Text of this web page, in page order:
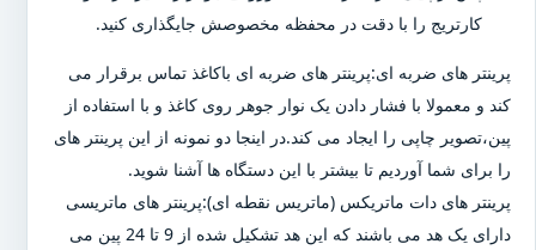
کارتریج را با دقت در محفظه مخصوصش جایگذاری کنید.
پرینتر های ضربه ای:پرینتر های ضربه ای باکاغذ تماس برقرار می
کند و معمولا با فشار دادن یک نوار جوهر روی کاغذ و با استفاده از
پین،تصویر چاپی را ایجاد می کند.در اینجا دو نمونه از این پرینتر های
را برای شما آوردیم تا بیشتر با این دستگاه ها آشنا شوید.
پرینتر های دات ماتریکس (ماتریس نقطه ای):پرینتر های ماتریسی
دارای یک هد می باشند که این هد تشکیل شده از 9 تا 24 پین می